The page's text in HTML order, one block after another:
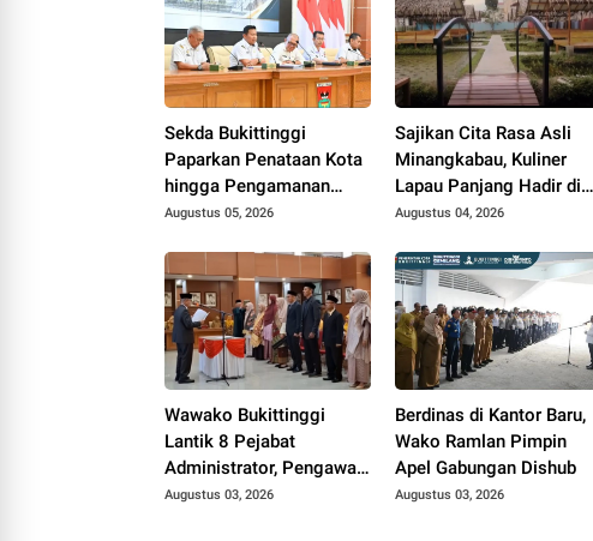
Sekda Bukittinggi
Paparkan Penataan Kota
hingga Pengamanan
Aset
Augustus 05, 2026
Sajikan Cita Rasa Asli
Minangkabau, Kuliner
Lapau Panjang Hadir di
Bukittinggi
Augustus 04, 2026
Wawako Bukittinggi
Lantik 8 Pejabat
Administrator, Pengawas
dan Fungsional
Augustus 03, 2026
Berdinas di Kantor Baru,
Wako Ramlan Pimpin
Apel Gabungan Dishub
Augustus 03, 2026